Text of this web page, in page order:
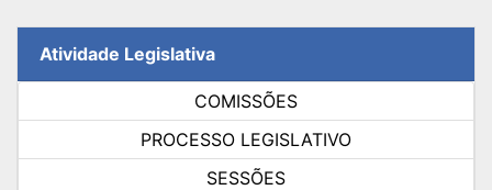
Atividade Legislativa
COMISSÕES
PROCESSO LEGISLATIVO
SESSÕES